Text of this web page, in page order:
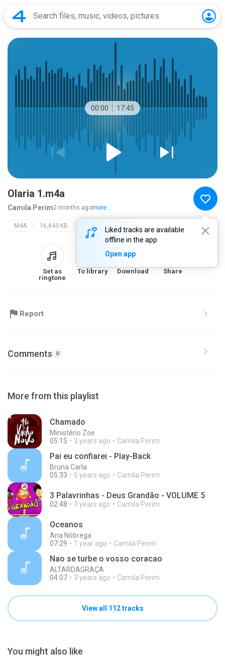
00:00 17:45
Liked tracks are available
offline in the app
Open app
Olaria 1.m4a
Camila Perim2 months agomore...
M4A 16,843 KB
Set as
ringtone
To library Download Share
Report
Comments 0
More from this playlist
Chamado
Ministério Zoe
05:15
3 years ago Camila Perim
Pai eu confiarei - Play-Back
Bruna Carla
05:33
5 years ago Camila Perim
3 Palavrinhas - Deus Grandão - VOLUME 5
02:48 3 years ago Camila Perim
Oceanos
Ana Nóbrega
07:29
1 year ago Camila Perim
Nao se turbe o vosso coracao
ALTARDAGRAÇA
04:07
3 years ago Camila Perim
View all 112 tracks
You might also like